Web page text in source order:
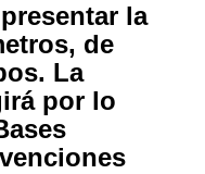
la
de
La
por lo